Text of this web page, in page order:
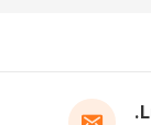
Luohe Sunri Gelatin Co.,LTD.